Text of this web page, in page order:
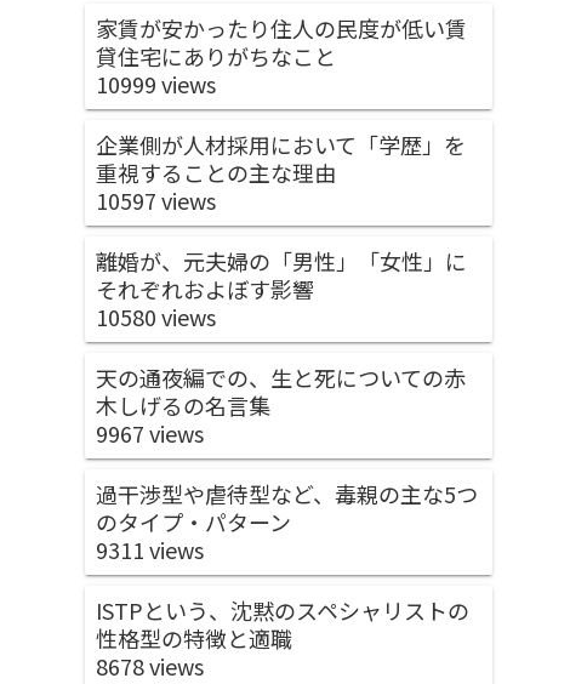
家賃が安かったり住人の民度が低い賃
貸住宅にありがちなこと
10999 views
企業側が人材採用において「学歴」を
重視することの主な理由
10597 views
離婚が、元夫婦の「男性」「女性」に
それぞれおよぼす影響
10580 views
天の通夜編での、生と死についての赤
木しげるの名言集
9967 views
過干渉型や虐待型など、毒親の主な5つ
のタイプ・パターン
9311 views
ISTPという、沈黙のスペシャリストの
性格型の特徴と適職
8678 views